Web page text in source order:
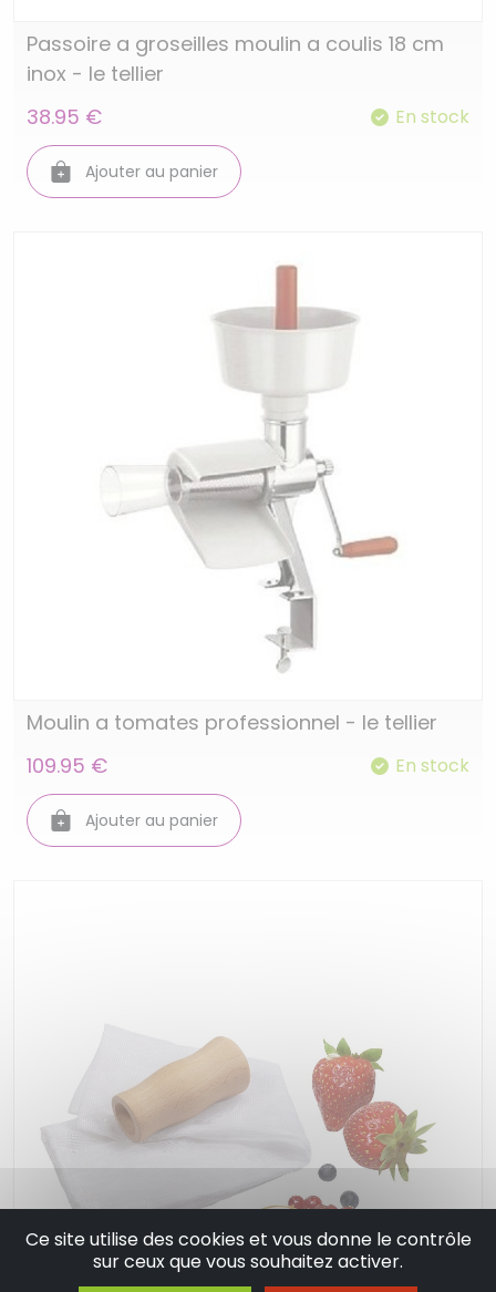
Passoire a groseilles moulin a coulis 18 cm
inox - le tellier
38.95 €
En stock
Ajouter au panier
Moulin a tomates professionnel - le tellier
109.95 €
En stock
Ajouter au panier
Ce site utilise des cookies et vous donne le contrôle
sur ceux que vous souhaitez activer.